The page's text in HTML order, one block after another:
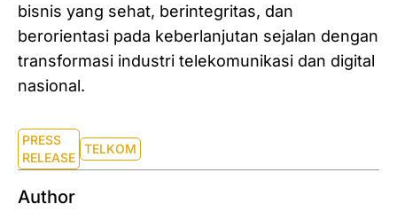
bisnis yang sehat, berintegritas, dan
berorientasi pada keberlanjutan sejalan dengan
transformasi industri telekomunikasi dan digital
nasional.
PRESS
RELEASE
TELKOM
Author